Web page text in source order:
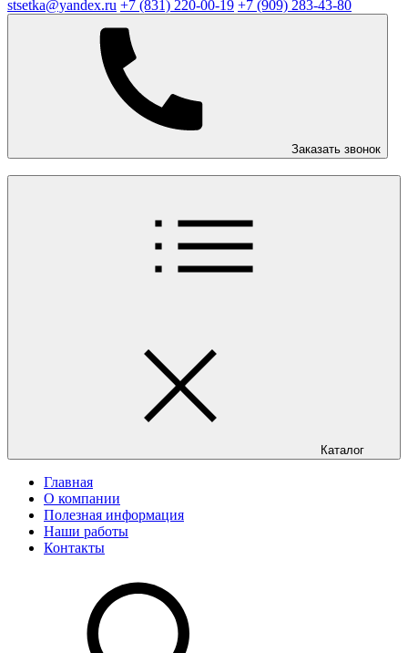
stsetka@yandex.ru +7 (831) 220-00-19 +7 (909) 283-43-80
Заказать звонок
Каталог
Главная
О компании
Полезная информация
Наши работы
Контакты